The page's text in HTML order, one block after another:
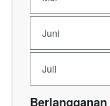
Juni
Juli
Berlangganan